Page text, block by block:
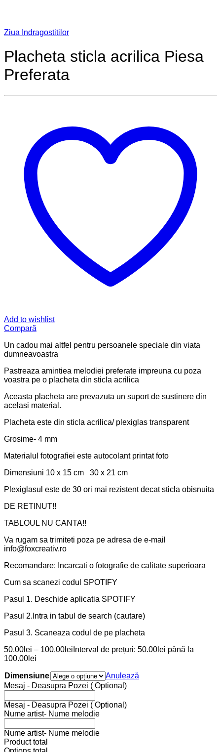
Ziua Indragostitilor
Placheta sticla acrilica Piesa
Preferata
Add to wishlist
Compară
Un cadou mai altfel pentru persoanele speciale din viata
dumneavoastra
Pastreaza amintiea melodiei preferate impreuna cu poza
voastra pe o placheta din sticla acrilica
Aceasta placheta are prevazuta un suport de sustinere din
acelasi material.
Placheta este din sticla acrilica/ plexiglas transparent
Grosime- 4 mm
Materialul fotografiei este autocolant printat foto
Dimensiuni 10 x 15 cm 30 x 21 cm
Plexiglasul este de 30 ori mai rezistent decat sticla obisnuita
DE RETINUT!!
TABLOUL NU CANTA!!
Va rugam sa trimiteti poza pe adresa de e-mail
info@foxcreativ.ro
Recomandare: Incarcati o fotografie de calitate superioara
Cum sa scanezi codul SPOTIFY
Pasul 1. Deschide aplicatia SPOTIFY
Pasul 2.Intra in tabul de search (cautare)
Pasul 3. Scaneaza codul de pe placheta
50.00 lei – 100.00 lei Interval de prețuri: 50.00lei până la
100.00lei
Dimensiune
Anulează
Mesaj - Deasupra Pozei ( Optional)
Mesaj - Deasupra Pozei ( Optional)
Nume artist- Nume melodie
Nume artist- Nume melodie
Product total